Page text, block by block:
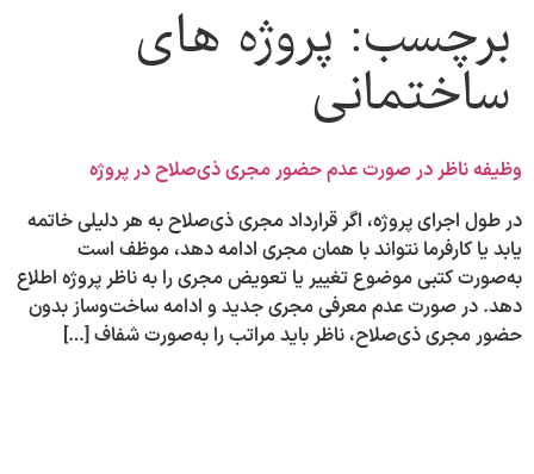
برچسب: پروژه های
ساختمانی
وظیفه ناظر در صورت عدم حضور مجری ذی‌صلاح در پروژه
در طول اجرای پروژه، اگر قرارداد مجری ذی‌صلاح به هر دلیلی خاتمه
یابد یا کارفرما نتواند با همان مجری ادامه دهد، موظف است
به‌صورت کتبی موضوع تغییر یا تعویض مجری را به ناظر پروژه اطلاع
دهد. در صورت عدم معرفی مجری جدید و ادامه ساخت‌وساز بدون
حضور مجری ذی‌صلاح، ناظر باید مراتب را به‌صورت شفاف […]